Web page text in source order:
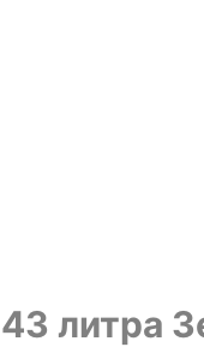
литра